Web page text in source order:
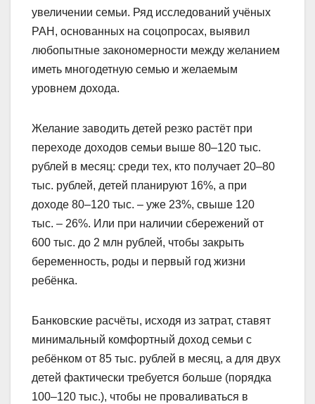
увеличении семьи. Ряд исследований учёных
РАН, основанных на соцопросах, выявил
любопытные закономерности между желанием
иметь многодетную семью и желаемым
уровнем дохода.
Желание заводить детей резко растёт при
переходе доходов семьи выше 80–120 тыс.
рублей в месяц: среди тех, кто получает 20–80
тыс. рублей, детей планируют 16%, а при
доходе 80–120 тыс. – уже 23%, свыше 120
тыс. – 26%. Или при наличии сбережений от
600 тыс. до 2 млн рублей, чтобы закрыть
беременность, роды и первый год жизни
ребёнка.
Банковские расчёты, исходя из затрат, ставят
минимальный комфортный доход семьи с
ребёнком от 85 тыс. рублей в месяц, а для двух
детей фактически требуется больше (порядка
100–120 тыс.), чтобы не проваливаться в